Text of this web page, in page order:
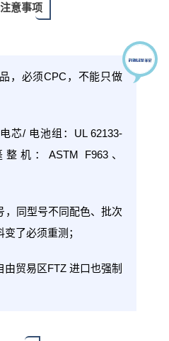
意事项
，必须CPC，不能只做
芯/ 电池组：UL 62133-
机：ASTM F963、
，同型号不同配色、批次
了必须重测；
由贸易区FTZ 进口也强制